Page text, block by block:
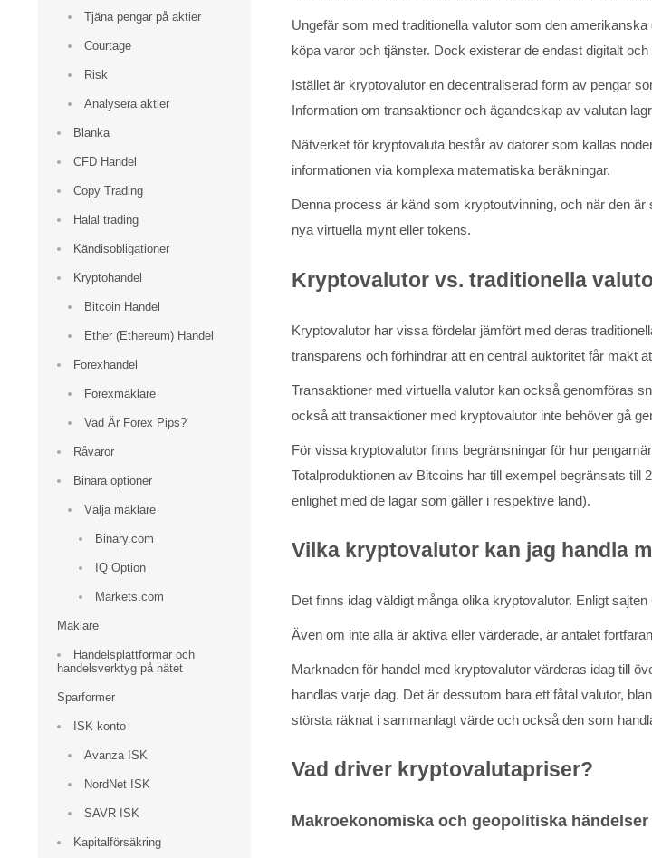
Ungefär som med traditionella valutor som den
köpa varor och tjänster. Dock existerar de endast digitalt
Istället är kryptovalutor en decentraliserad form av pengar
Information om transaktioner och ägandeskap av valutan
Nätverket för kryptovaluta består av datorer som kallas
informationen via komplexa matematiska beräkningar.
Denna process är känd som kryptoutvinning, och när den
nya virtuella mynt eller tokens.
Kryptovalutor vs. traditionella
Kryptovalutor har vissa fördelar jämfört med deras
transparens och förhindrar att en central auktoritet får makt
Transaktioner med virtuella valutor kan också genomföras
också att transaktioner med kryptovalutor inte behöver gå
För vissa kryptovalutor finns begränsningar för hur
Totalproduktionen av Bitcoins har till exempel begränsats
enlighet med de lagar som gäller i respektive land).
Vilka kryptovalutor kan jag handla
Det finns idag väldigt många olika kryptovalutor. Enligt
Även om inte alla är aktiva eller värderade, är antalet
Marknaden för handel med kryptovalutor värderas idag till
handlas varje dag. Det är dessutom bara ett fåtal valutor,
största räknat i sammanlagt värde och också den som
Vad driver kryptovalutapriser?
Makroekonomiska och geopolitiska
Tjäna pengar på aktier
Courtage
Risk
Analysera aktier
Blanka
CFD Handel
Copy Trading
Halal trading
Kändisobligationer
Kryptohandel
Bitcoin Handel
Ether (Ethereum) Handel
Forexhandel
Forexmäklare
Vad Är Forex Pips?
Råvaror
Binära optioner
Välja mäklare
Binary.com
IQ Option
Markets.com
Mäklare
Handelsplattformar och
handelsverktyg på nätet
Sparformer
ISK konto
Avanza ISK
NordNet ISK
SAVR ISK
Kapitalförsäkring